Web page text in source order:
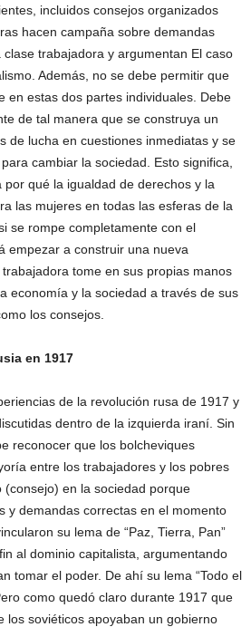
incluidos consejos organizados
hacen campaña sobre demandas
trabajadora y argumentan El caso
Además, no se debe permitir que
en estas dos partes individuales. Debe
de tal manera que se construya un
de lucha en cuestiones inmediatas y se
cambiar la sociedad. Esto significa,
qué la igualdad de derechos y la
las mujeres en todas las esferas de la
se rompe completamente con el
empezar a construir una nueva
tome en sus propias manos
economía y la sociedad a través de sus
los consejos.
en 1917
de la revolución rusa de 1917 y
dentro de la izquierda iraní. Sin
reconocer que los bolcheviques
entre los trabajadores y los pobres
(consejo) en la sociedad porque
y demandas correctas en el momento
su lema de “Paz, Tierra, Pan”
al dominio capitalista, argumentando
tomar el poder. De ahí su lema “Todo el
como quedó claro durante 1917 que
los soviéticos apoyaban un gobierno